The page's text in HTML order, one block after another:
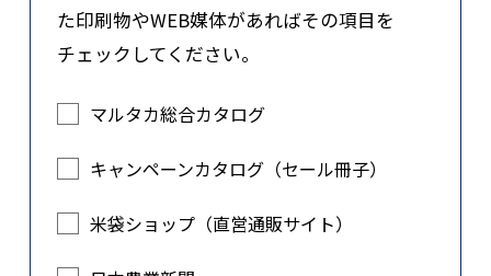
た印刷物やWEB媒体があればその項目を
チェックしてください。
マルタカ総合カタログ
キャンペーンカタログ（セール冊子）
米袋ショップ（直営通販サイト）